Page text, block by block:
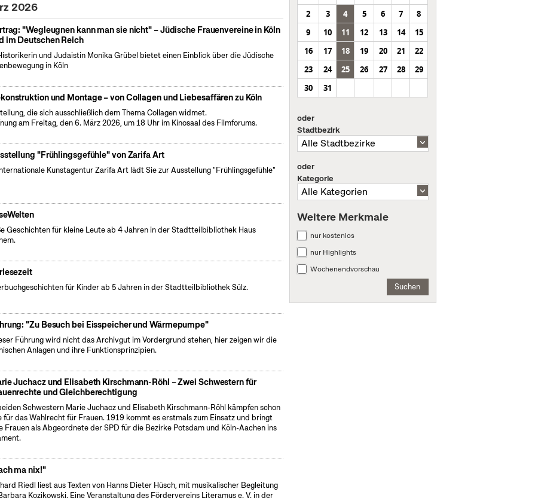
2026
"Wegleugnen kann man sie nicht" – Jüdische Frauenvereine in Köln
im Deutschen Reich
und Judaistin Monika Grübel bietet einen Einblick über die Jüdische
in Köln
und Montage – von Collagen und Liebesaffären zu Köln
die sich ausschließlich dem Thema Collagen widmet.
am Freitag, den 6. März 2026, um 18 Uhr im Kinosaal des Filmforums.
"Frühlingsgefühle" von Zarifa Art
Kunstagentur Zarifa Art lädt Sie zur Ausstellung "Frühlingsgefühle"
Geschichten für kleine Leute ab 4 Jahren in der Stadtteilbibliothek Haus
für Kinder ab 5 Jahren in der Stadtteilbibliothek Sülz.
"Zu Besuch bei Eisspeicher und Wärmepumpe"
Führung wird nicht das Archivgut im Vordergrund stehen, hier zeigen wir die
Anlagen und ihre Funktionsprinzipien.
Juchacz und Elisabeth Kirschmann-Röhl – Zwei Schwestern für
und Gleichberechtigung
Schwestern Marie Juchacz und Elisabeth Kirschmann-Röhl kämpfen schon
für das Wahlrecht für Frauen. 1919 kommt es erstmals zum Einsatz und bringt
Frauen als Abgeordnete der SPD für die Bezirke Potsdam und Köln-Aachen ins
ma nix!"
Riedl liest aus Texten von Hanns Dieter Hüsch, mit musikalischer Begleitung
Kozikowski. Eine Veranstaltung des Fördervereins Literamus e. V. in der
2
3 4 5 6 7
8
9
10 11 12 13 14
15
16
17 18 19 20 21
22
23
24 25 26 27 28
29
30
31
oder
Stadtbezirk
oder
Kategorie
Weitere Merkmale
nur kostenlos
nur Highlights
Wochenendvorschau
Suchen